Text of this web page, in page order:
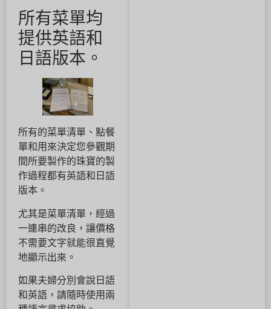
所有菜單均
提供英語和
日語版本。
所有的菜單清單、點餐
單和用來決定您參觀期
間所要製作的珠寶的製
作過程都有英語和日語
版本。
尤其是菜單清單，經過
一連串的改良，讓價格
不需要文字就能很直覺
地顯示出來。
如果夫婦分別會說日語
和英語，請隨時使用兩